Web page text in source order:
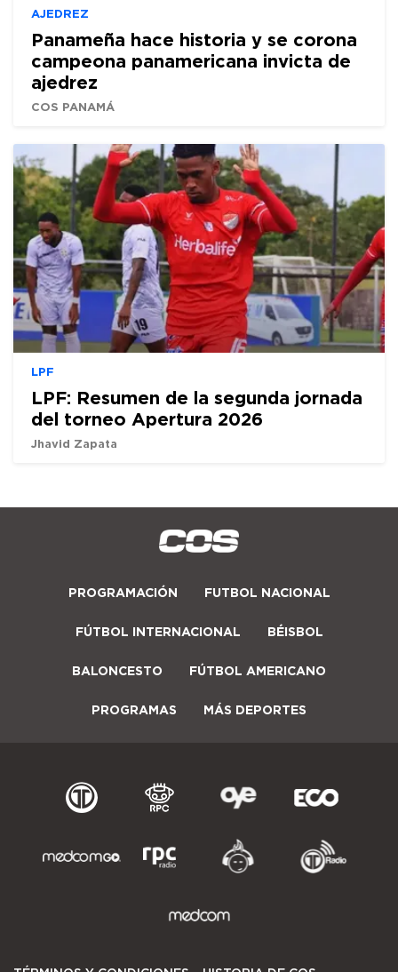
AJEDREZ
Panameña hace historia y se corona
campeona panamericana invicta de
ajedrez
COS PANAMÁ
LPF
LPF: Resumen de la segunda jornada
del torneo Apertura 2026
Jhavid Zapata
PROGRAMACIÓN FUTBOL NACIONAL
FÚTBOL INTERNACIONAL BÉISBOL
BALONCESTO FÚTBOL AMERICANO
PROGRAMAS MÁS DEPORTES